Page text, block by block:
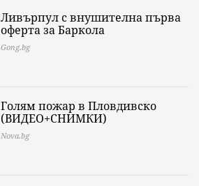
Ливърпул с внушителна първа
оферта за Баркола
Gong.bg
Голям пожар в Пловдивско
(ВИДЕО+СНИМКИ)
Nova.bg